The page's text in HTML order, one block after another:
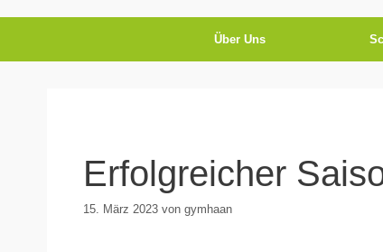
Über Uns
Erfolgreicher
15. März 2023 von gymhaan